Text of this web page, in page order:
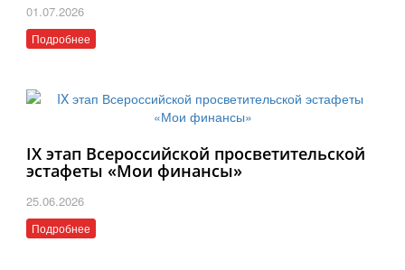
01.07.2026
Подробнее
IX этап Всероссийской просветительской
эстафеты «Мои финансы»
25.06.2026
Подробнее